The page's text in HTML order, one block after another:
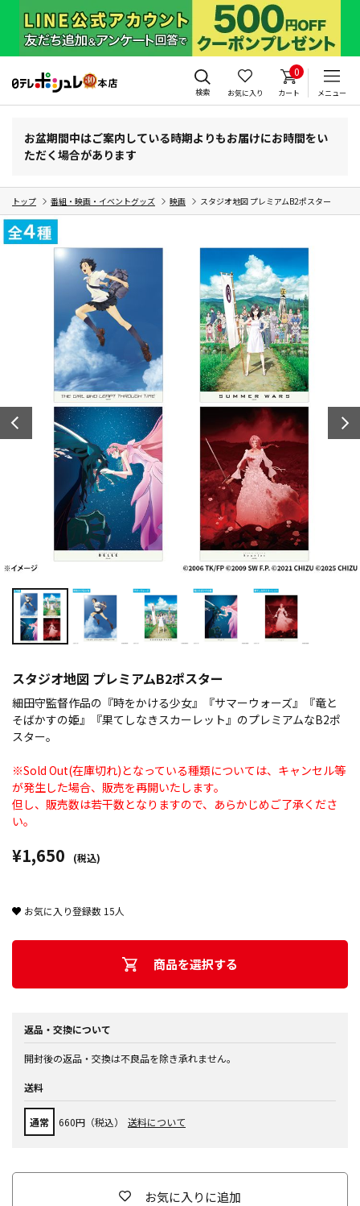
検索 お気に入り
0
カート メニュー
お盆期間中はご案内している時期よりもお届けにお時間をい
ただく場合があります
トップ 番組・映画・イベントグッズ 映画 スタジオ地図 プレミアムB2ポスター
スタジオ地図 プレミアムB2ポスター
細田守監督作品の『時をかける少女』『サマーウォーズ』『竜と
そばかすの姫』『果てしなきスカーレット』のプレミアムなB2ポ
スター。
※Sold Out(在庫切れ)となっている種類については、キャンセル等
が発生した場合、販売を再開いたします。
但し、販売数は若干数となりますので、あらかじめご了承くださ
い。
¥1,650 (税込)
お気に入り登録数 15人
商品を選択する
返品・交換について
開封後の返品・交換は不良品を除き承れません。
送料
通常 660円（税込） 送料について
お気に入りに追加